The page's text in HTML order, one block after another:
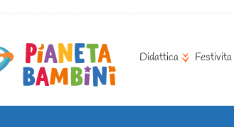
Didattica Festivita